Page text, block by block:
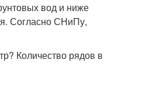
вод и ниже
Согласно СНиПу,
Количество рядов в